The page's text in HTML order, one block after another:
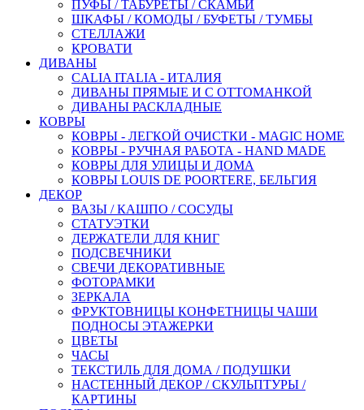
ПУФЫ / ТАБУРЕТЫ / СКАМЬИ
ШКАФЫ / КОМОДЫ / БУФЕТЫ / ТУМБЫ
СТЕЛЛАЖИ
КРОВАТИ
ДИВАНЫ
CALIA ITALIA - ИТАЛИЯ
ДИВАНЫ ПРЯМЫЕ И С ОТТОМАНКОЙ
ДИВАНЫ РАСКЛАДНЫЕ
КОВРЫ
КОВРЫ - ЛЕГКОЙ ОЧИСТКИ - MAGIC HOME
КОВРЫ - РУЧНАЯ РАБОТА - HAND MADE
КОВРЫ ДЛЯ УЛИЦЫ И ДОМА
КОВРЫ LOUIS DE POORTERE, БЕЛЬГИЯ
ДЕКОР
ВАЗЫ / КАШПО / СОСУДЫ
СТАТУЭТКИ
ДЕРЖАТЕЛИ ДЛЯ КНИГ
ПОДСВЕЧНИКИ
СВЕЧИ ДЕКОРАТИВНЫЕ
ФОТОРАМКИ
ЗЕРКАЛА
ФРУКТОВНИЦЫ КОНФЕТНИЦЫ ЧАШИ
ПОДНОСЫ ЭТАЖЕРКИ
ЦВЕТЫ
ЧАСЫ
ТЕКСТИЛЬ ДЛЯ ДОМА / ПОДУШКИ
НАСТЕННЫЙ ДЕКОР / СКУЛЬПТУРЫ /
КАРТИНЫ